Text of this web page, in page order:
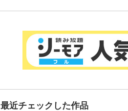
最近チェックした作品